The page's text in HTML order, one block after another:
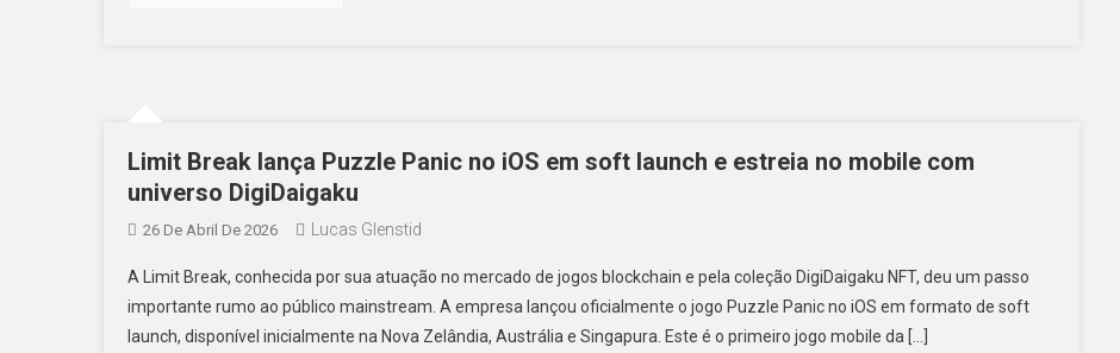
Limit Break lança Puzzle Panic no iOS em soft launch e estreia no mobile com
universo DigiDaigaku
26 De Abril De 2026 Lucas Glenstid
A Limit Break, conhecida por sua atuação no mercado de jogos blockchain e pela coleção DigiDaigaku NFT, deu um passo
importante rumo ao público mainstream. A empresa lançou oficialmente o jogo Puzzle Panic no iOS em formato de soft
launch, disponível inicialmente na Nova Zelândia, Austrália e Singapura. Este é o primeiro jogo mobile da […]